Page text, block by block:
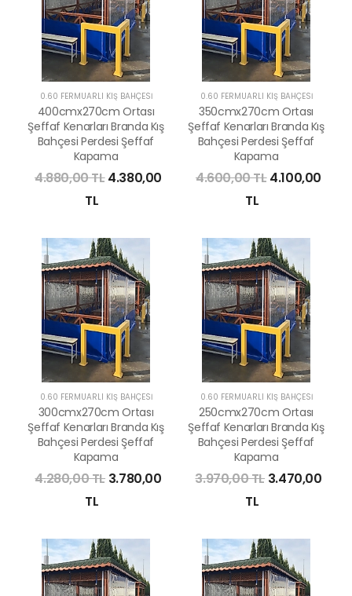
0.60 FERMUARLI KIŞ BAHÇESİ
400cmx270cm Ortası
Şeffaf Kenarları Branda Kış
Bahçesi Perdesi Şeffaf
Kapama
4.880,00 TL4.380,00
TL
0.60 FERMUARLI KIŞ BAHÇESİ
350cmx270cm Ortası
Şeffaf Kenarları Branda Kış
Bahçesi Perdesi Şeffaf
Kapama
4.600,00 TL4.100,00
TL
0.60 FERMUARLI KIŞ BAHÇESİ
300cmx270cm Ortası
Şeffaf Kenarları Branda Kış
Bahçesi Perdesi Şeffaf
Kapama
4.280,00 TL 3.780,00
TL
0.60 FERMUARLI KIŞ BAHÇESİ
250cmx270cm Ortası
Şeffaf Kenarları Branda Kış
Bahçesi Perdesi Şeffaf
Kapama
3.970,00 TL 3.470,00
TL